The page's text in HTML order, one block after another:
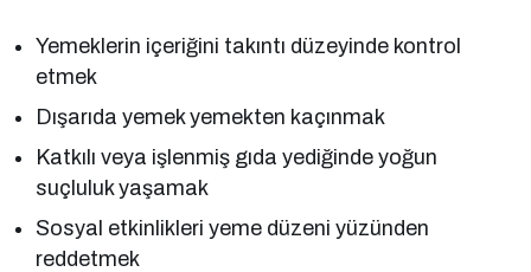
Yemeklerin içeriğini takıntı düzeyinde kontrol
etmek
Dışarıda yemek yemekten kaçınmak
Katkılı veya işlenmiş gıda yediğinde yoğun
suçluluk yaşamak
Sosyal etkinlikleri yeme düzeni yüzünden
reddetmek